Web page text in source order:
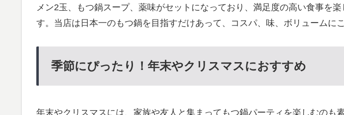
メン2玉、もつ鍋スープ、薬味がセットになっており、満足度の高い食事を楽
す。当店は日本一のもつ鍋を目指すだけあって、コスパ、味、ボリュームに
季節にぴったり！年末やクリスマスにおすすめ
年末やクリスマスには、家族や友人と集まってもつ鍋パーティを楽しむのも